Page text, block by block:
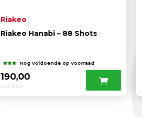
Riakeo
Riakeo Hanabi – 88 Shots
Nog voldoende op voorraad
190,00
Incl. BTW